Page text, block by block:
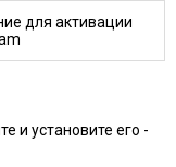
для активации
и установите его -